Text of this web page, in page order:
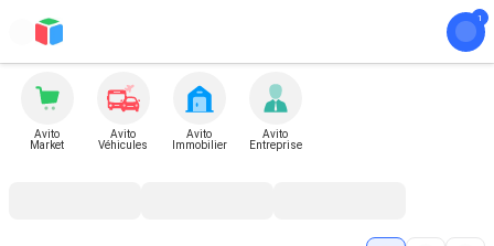
Avito
Market
Avito
Véhicules
Avito
Immobilier
Avito
Entreprise